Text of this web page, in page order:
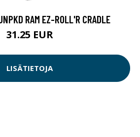
RAM EZ-ROLL'R CRADLE
31.25 EUR
LISÄTIETOJA